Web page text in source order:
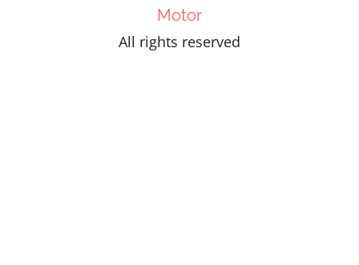
Motor
All rights reserved